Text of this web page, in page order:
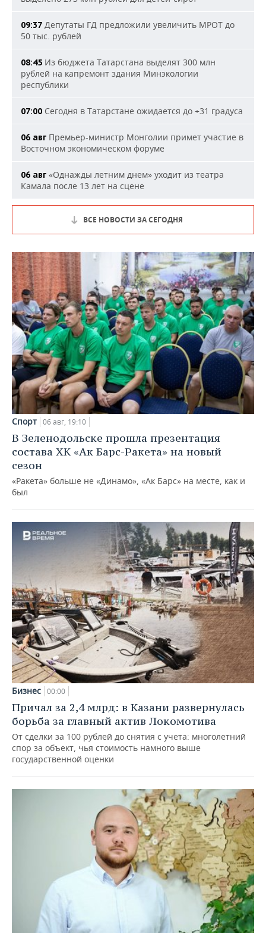
09:37 Депутаты ГД предложили увеличить МРОТ до
50 тыс. рублей
08:45 Из бюджета Татарстана выделят 300 млн
рублей на капремонт здания Минэкологии
республики
07:00 Сегодня в Татарстане ожидается до +31 градуса
06 авг Премьер-министр Монголии примет участие в
Восточном экономическом форуме
06 авг «Однажды летним днем» уходит из театра
Камала после 13 лет на сцене
ВСЕ НОВОСТИ ЗА СЕГОДНЯ
Спорт 06 авг, 19:10
В Зеленодольске прошла презентация
состава ХК «Ак Барс-Ракета» на новый
сезон
«Ракета» больше не «Динамо», «Ак Барс» на месте, как и
был
Бизнес 00:00
Причал за 2,4 млрд: в Казани развернулась
борьба за главный актив Локомотива
От сделки за 100 рублей до снятия с учета: многолетний
спор за объект, чья стоимость намного выше
государственной оценки